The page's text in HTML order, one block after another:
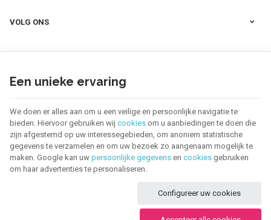
VOLG ONS
Een unieke ervaring
We doen er alles aan om u een veilige en persoonlijke navigatie te
bieden. Hiervoor gebruiken wij cookies om u aanbiedingen te doen die
zijn afgestemd op uw interessegebieden, om anoniem statistische
gegevens te verzamelen en om uw bezoek zo aangenaam mogelijk te
maken. Google kan uw persoonlijke gegevens en cookies gebruiken
om haar advertenties te personaliseren.
Configureer uw cookies